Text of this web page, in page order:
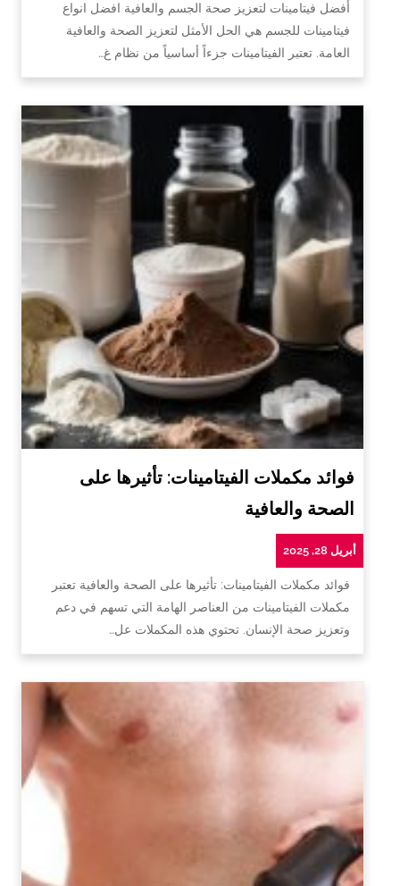
أفضل فيتامينات لتعزيز صحة الجسم والعافية افضل انواع
فيتامينات للجسم هي الحل الأمثل لتعزيز الصحة والعافية
العامة. تعتبر الفيتامينات جزءاً أساسياً من نظام غ…
فوائد مكملات الفيتامينات: تأثيرها على
الصحة والعافية
أبريل 28, 2025
فوائد مكملات الفيتامينات: تأثيرها على الصحة والعافية تعتبر
مكملات الفيتامينات من العناصر الهامة التي تسهم في دعم
وتعزيز صحة الإنسان. تحتوي هذه المكملات عل…